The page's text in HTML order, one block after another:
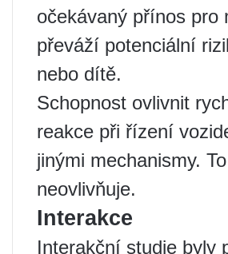
očekávaný přínos pro
převáží potenciální
nebo dítě.
Schopnost ovlivnit
reakce při řízení
jinými mechanismy. To
neovlivňuje.
Interakce
Interakční studie byly